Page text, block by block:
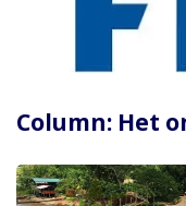
Column: Het